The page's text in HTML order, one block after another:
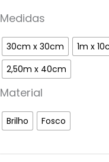
Medidas
30cm x 30cm
1m x
2,50m x 40cm
Material
Brilho Fosco